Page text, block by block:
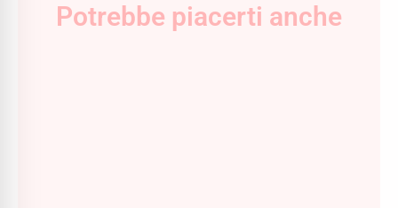
Potrebbe piacerti anche